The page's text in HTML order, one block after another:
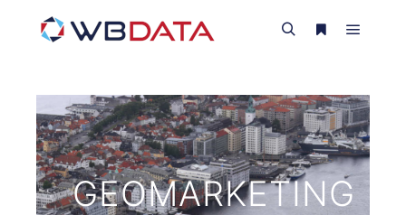
GEOMARKETING